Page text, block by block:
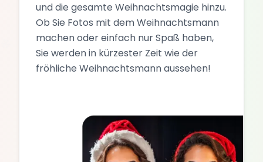
und die gesamte Weihnachtsmagie hinzu.
Ob Sie Fotos mit dem Weihnachtsmann
machen oder einfach nur Spaß haben,
Sie werden in kürzester Zeit wie der
fröhliche Weihnachtsmann aussehen!